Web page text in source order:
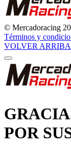
© Mercadoracing
Términos y
VOLVER ARRIBA
POR